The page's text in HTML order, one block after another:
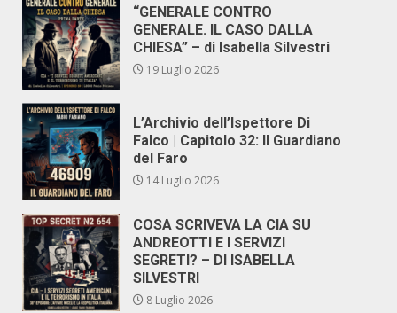
“GENERALE CONTRO
GENERALE. IL CASO DALLA
CHIESA” – di Isabella Silvestri
19 Luglio 2026
L’Archivio dell’Ispettore Di
Falco | Capitolo 32: Il Guardiano
del Faro
14 Luglio 2026
COSA SCRIVEVA LA CIA SU
ANDREOTTI E I SERVIZI
SEGRETI? – DI ISABELLA
SILVESTRI
8 Luglio 2026